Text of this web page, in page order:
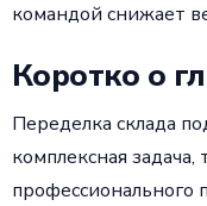
командой снижает
Коротко о
Переделка склада
комплексная
профессионального